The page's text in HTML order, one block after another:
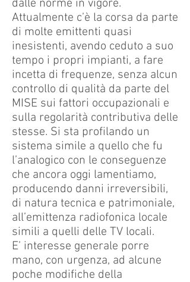
dalle norme in vigore.
Attualmente c’è la corsa da parte
di molte emittenti quasi
inesistenti, avendo ceduto a suo
tempo i propri impianti, a fare
incetta di frequenze, senza alcun
controllo di qualità da parte del
MISE sui fattori occupazionali e
sulla regolarità contributiva delle
stesse. Si sta profilando un
sistema simile a quello che fu
l’analogico con le conseguenze
che ancora oggi lamentiamo,
producendo danni irreversibili,
di natura tecnica e patrimoniale,
all’emittenza radiofonica locale
simili a quelli delle TV locali.
E’ interesse generale porre
mano, con urgenza, ad alcune
poche modifiche della